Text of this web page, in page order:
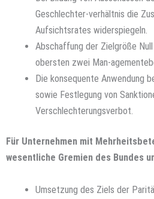
Geschlechter-verhältnis die
Aufsichtsrates widerspiegeln.
Abschaffung der Zielgröße
obersten zwei Man-
Die konsequente Anwendung
sowie Festlegung von
Verschlechterungsverbot.
Für Unternehmen mit
wesentliche Gremien des Bundes
Umsetzung des Ziels der